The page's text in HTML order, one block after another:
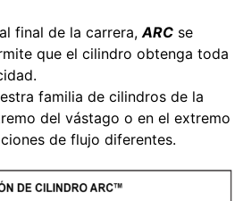
final de la carrera, ARC se
que el cilindro obtenga toda
familia de cilindros de la
del vástago o en el extremo
de flujo diferentes.